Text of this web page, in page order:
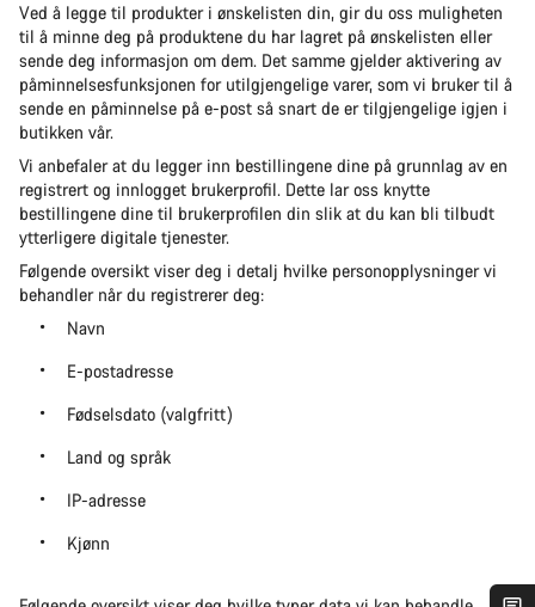
Ved å legge til produkter i ønskelisten din, gir du oss muligheten
til å minne deg på produktene du har lagret på ønskelisten eller
sende deg informasjon om dem. Det samme gjelder aktivering av
påminnelsesfunksjonen for utilgjengelige varer, som vi bruker til å
sende en påminnelse på e-post så snart de er tilgjengelige igjen i
butikken vår.
Vi anbefaler at du legger inn bestillingene dine på grunnlag av en
registrert og innlogget brukerprofil. Dette lar oss knytte
bestillingene dine til brukerprofilen din slik at du kan bli tilbudt
ytterligere digitale tjenester.
Følgende oversikt viser deg i detalj hvilke personopplysninger vi
behandler når du registrerer deg:
Navn
E-postadresse
Fødselsdato (valgfritt)
Land og språk
IP-adresse
Kjønn